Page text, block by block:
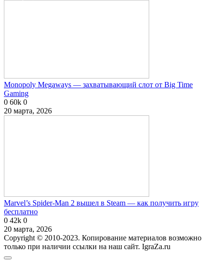
Monopoly Megaways — захватывающий слот от Big Time
Gaming
0 60k 0
20 марта, 2026
Marvel’s Spider-Man 2 вышел в Steam — как получить игру
бесплатно
0 42k 0
20 марта, 2026
Copyright © 2010-2023. Копирование материалов возможно
только при наличии ссылки на наш сайт. IgraZa.ru